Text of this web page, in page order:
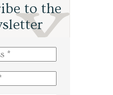
to the